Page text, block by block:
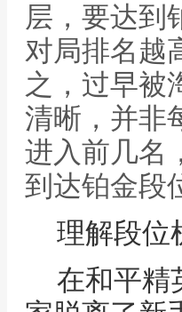
层，要达到
对局排名越
之，过早被
清晰，并非
进入前几名
到达铂金段
理解段位
在和平精